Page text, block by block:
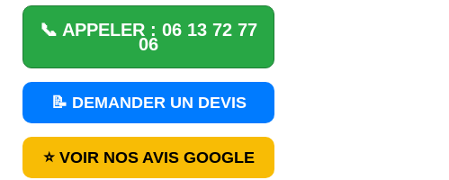
📞 APPELER : 06 13 72 77
06
📝 DEMANDER UN DEVIS
⭐ VOIR NOS AVIS GOOGLE